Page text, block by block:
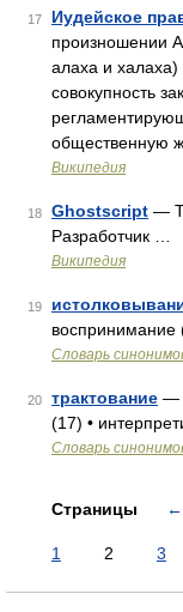
17 Иудейское
произношении
алаха и
совокупность
общественную
Википедия
18 Ghostscript —
Разработчик …
Википедия
19
воспринимание
Словарь
20 трактование —
(17) •
Словарь
Страницы ←
1 2 3